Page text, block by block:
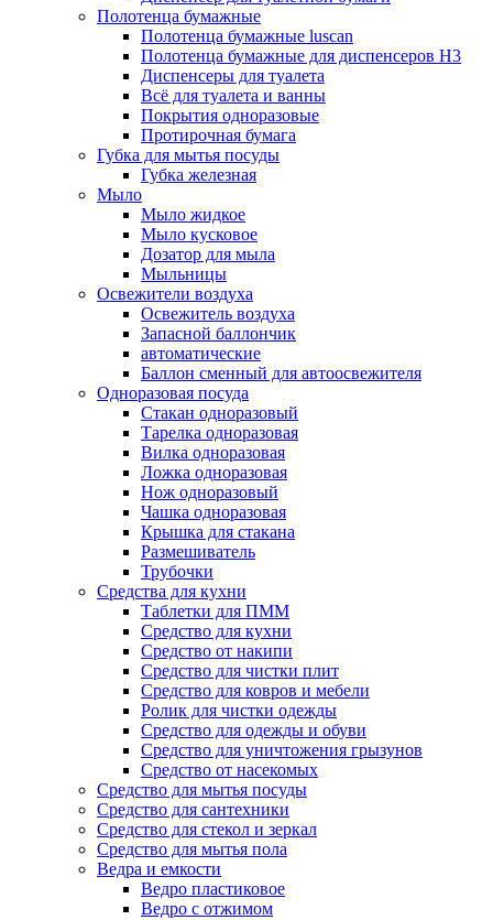
Полотенца бумажные
Полотенца бумажные luscan
Полотенца бумажные для диспенсеров H3
Диспенсеры для туалета
Всё для туалета и ванны
Покрытия одноразовые
Протирочная бумага
Губка для мытья посуды
Губка железная
Мыло
Мыло жидкое
Мыло кусковое
Дозатор для мыла
Мыльницы
Освежители воздуха
Освежитель воздуха
Запасной баллончик
автоматические
Баллон сменный для автоосвежителя
Одноразовая посуда
Стакан одноразовый
Тарелка одноразовая
Вилка одноразовая
Ложка одноразовая
Нож одноразовый
Чашка одноразовая
Крышка для стакана
Размешиватель
Трубочки
Средства для кухни
Таблетки для ПММ
Средство для кухни
Средство от накипи
Средство для чистки плит
Средство для ковров и мебели
Ролик для чистки одежды
Средство для одежды и обуви
Средство для уничтожения грызунов
Средство от насекомых
Средство для мытья посуды
Средство для сантехники
Средство для стекол и зеркал
Средство для мытья пола
Ведра и емкости
Ведро пластиковое
Ведро с отжимом